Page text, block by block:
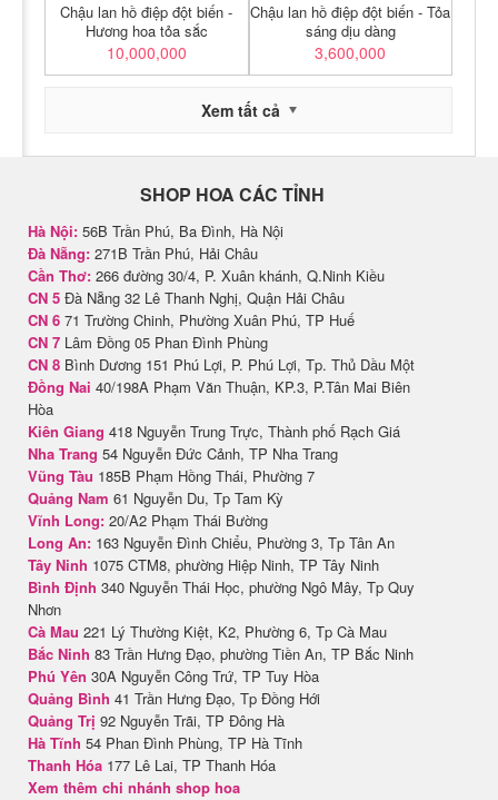
Chậu lan hồ điệp đột biến -
Hương hoa tỏa sắc
10,000,000
Chậu lan hồ điệp đột biến - Tỏa
sáng dịu dàng
3,600,000
Xem tất cả
SHOP HOA CÁC TỈNH
Hà Nội: 56B Trần Phú, Ba Đình, Hà Nội
Đà Nẵng: 271B Trần Phú, Hải Châu
Cần Thơ: 266 đường 30/4, P. Xuân khánh, Q.Ninh Kiều
CN 5 Đà Nẵng 32 Lê Thanh Nghị, Quận Hải Châu
CN 6 71 Trường Chinh, Phường Xuân Phú, TP Huế
CN 7 Lâm Đồng 05 Phan Đình Phùng
CN 8 Bình Dương 151 Phú Lợi, P. Phú Lợi, Tp. Thủ Dầu Một
Đồng Nai 40/198A Phạm Văn Thuận, KP.3, P.Tân Mai Biên
Hòa
Kiên Giang 418 Nguyễn Trung Trực, Thành phố Rạch Giá
Nha Trang 54 Nguyễn Đức Cảnh, TP Nha Trang
Vũng Tàu 185B Phạm Hồng Thái, Phường 7
Quảng Nam 61 Nguyễn Du, Tp Tam Kỳ
Vĩnh Long: 20/A2 Phạm Thái Bường
Long An: 163 Nguyễn Đình Chiểu, Phường 3, Tp Tân An
Tây Ninh 1075 CTM8, phường Hiệp Ninh, TP Tây Ninh
Bình Định 340 Nguyễn Thái Học, phường Ngô Mây, Tp Quy
Nhơn
Cà Mau 221 Lý Thường Kiệt, K2, Phường 6, Tp Cà Mau
Bắc Ninh 83 Trần Hưng Đạo, phường Tiền An, TP Bắc Ninh
Phú Yên 30A Nguyễn Công Trứ, TP Tuy Hòa
Quảng Bình 41 Trần Hưng Đạo, Tp Đồng Hới
Quảng Trị 92 Nguyễn Trãi, TP Đông Hà
Hà Tĩnh 54 Phan Đình Phùng, TP Hà Tĩnh
Thanh Hóa 177 Lê Lai, TP Thanh Hóa
Xem thêm chi nhánh shop hoa